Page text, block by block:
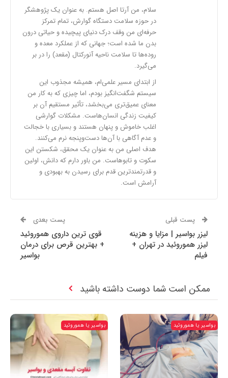
سلام، من آرتا اصل هستم. به عنوان یک پژوهشگر
در حوزه سلامت دستگاه گوارش، تمام تمرکز
حرفه‌ای من وقف درک دنیای پیچیده و حیاتی درون
بدن ما شده است؛ جهانی که از عملکرد معده و
روده‌ها تا سلامت ناحیه آنورکتال (مقعد) را در بر
می‌گیرد.
از ابتدای مسیر علمی‌ام، همیشه مجذوب این
سیستم شگفت‌انگیز بودم، اما چیزی که به کار من
معنای عمیق‌تری می‌بخشد، تأثیر مستقیم آن بر
کیفیت زندگی انسان‌هاست. مشکلات گوارشی
اغلب خاموش و پنهان هستند و بسیاری با خجالت
و عدم آگاهی با آن‌ها دست‌وپنجه نرم می‌کنند.
هدف اصلی من به عنوان یک محقق، شکستن این
سکوت و تابوهاست. من باور دارم که دانش، اولین
و قدرتمندترین قدم برای رسیدن به بهبودی و
آرامش است.
پست قبلی
لیزر بواسیر | مزایا و هزینه
لیزر هموروئید در تهران +
فیلم
پست بعدی
قوی ترین داروی هموروئید
+ بهترین قرص برای درمان
بواسیر
ممکن است شما دوست داشته باشید
بواسیر یا هموروئید بواسیر یا هموروئید